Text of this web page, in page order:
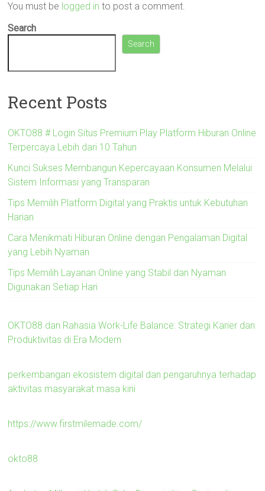
You must be logged in to post a comment.
Search
Search
Recent Posts
OKTO88 # Login Situs Premium Play Platform Hiburan Online
Terpercaya Lebih dari 10 Tahun
Kunci Sukses Membangun Kepercayaan Konsumen Melalui
Sistem Informasi yang Transparan
Tips Memilih Platform Digital yang Praktis untuk Kebutuhan
Harian
Cara Menikmati Hiburan Online dengan Pengalaman Digital
yang Lebih Nyaman
Tips Memilih Layanan Online yang Stabil dan Nyaman
Digunakan Setiap Hari
OKTO88 dan Rahasia Work-Life Balance: Strategi Karier dan
Produktivitas di Era Modern
perkembangan ekosistem digital dan pengaruhnya terhadap
aktivitas masyarakat masa kini
https://www.firstmilemade.com/
okto88